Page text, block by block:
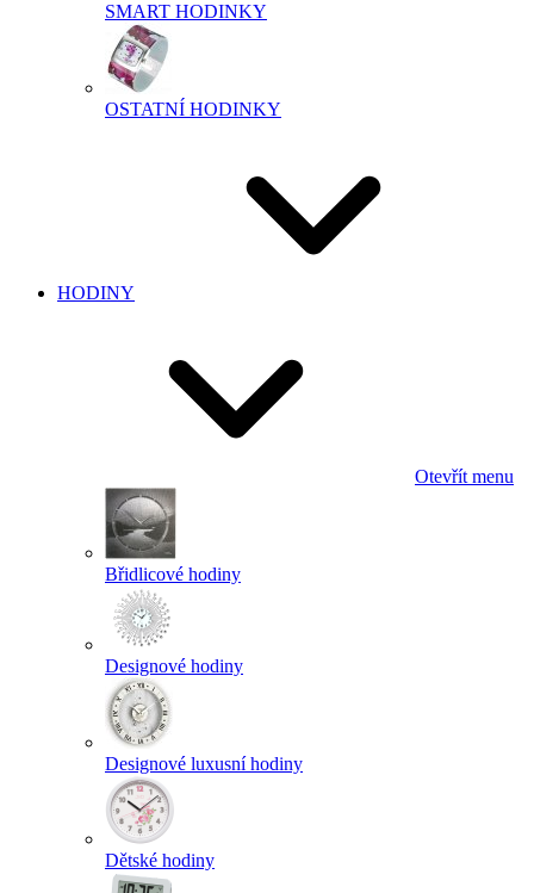
SMART HODINKY
OSTATNÍ HODINKY
HODINY
Otevřít menu
Břidlicové hodiny
Designové hodiny
Designové luxusní hodiny
Dětské hodiny